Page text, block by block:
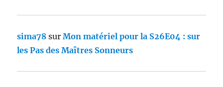
sima78 surMon matériel pour la S26E04 : sur
les Pas des Maîtres Sonneurs